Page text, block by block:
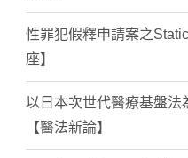
性罪犯假釋申請案之
座】
以日本次世代醫療基盤法
【醫法新論】